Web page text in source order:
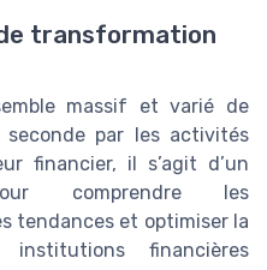
transformation
massif et varié de
seconde par les activités
financier, il s’agit d’un
comprendre les
tendances et optimiser la
financières